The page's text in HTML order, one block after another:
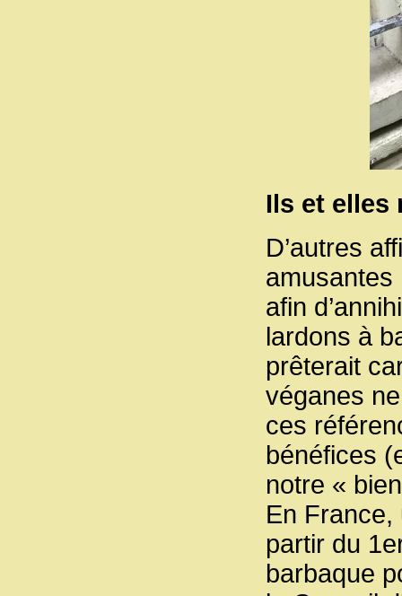
Ils et elles
D’autres
amusantes
afin
lardons à
prêterait
véganes
ces
bénéfices
notre «
En France,
partir du
barbaque